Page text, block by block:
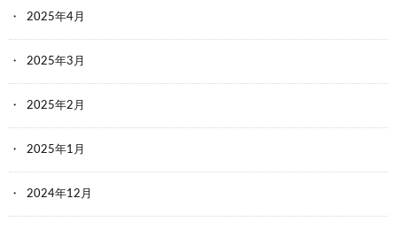
2025年4月
2025年3月
2025年2月
2025年1月
2024年12月